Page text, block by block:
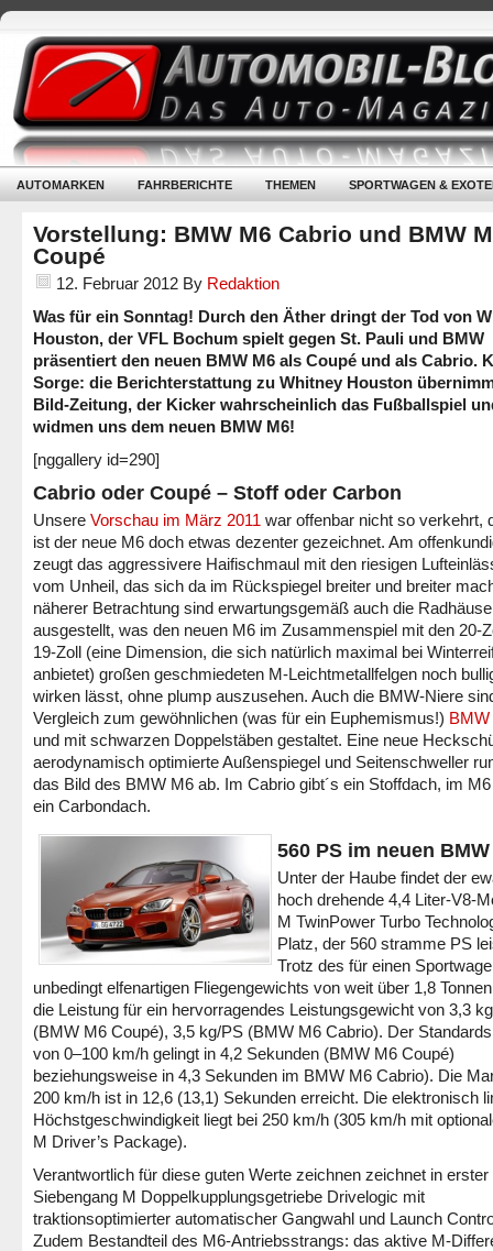
AUTOMARKEN FAHRBERICHTE THEMEN SPORTWAGEN &
Vorstellung: BMW M6 Cabrio und BMW
Coupé
12. Februar 2012 By Redaktion
Was für ein Sonntag! Durch den Äther dringt der Tod von
Houston, der VFL Bochum spielt gegen St. Pauli und BMW
präsentiert den neuen BMW M6 als Coupé und als Cabrio.
Sorge: die Berichterstattung zu Whitney Houston
Bild-Zeitung, der Kicker wahrscheinlich das Fußballspiel
widmen uns dem neuen BMW M6!
[nggallery id=290]
Cabrio oder Coupé – Stoff oder Carbon
Unsere Vorschau im März 2011 war offenbar nicht so verkehrt,
ist der neue M6 doch etwas dezenter gezeichnet. Am
zeugt das aggressivere Haifischmaul mit den riesigen
vom Unheil, das sich da im Rückspiegel breiter und breiter
näherer Betrachtung sind erwartungsgemäß auch die
ausgestellt, was den neuen M6 im Zusammenspiel mit den 20-
19-Zoll (eine Dimension, die sich natürlich maximal bei
anbietet) großen geschmiedeten M-Leichtmetallfelgen noch
wirken lässt, ohne plump auszusehen. Auch die BMW-Niere
Vergleich zum gewöhnlichen (was für ein Euphemismus!) BMW
und mit schwarzen Doppelstäben gestaltet. Eine neue
aerodynamisch optimierte Außenspiegel und Seitenschweller
das Bild des BMW M6 ab. Im Cabrio gibt´s ein Stoffdach, im
ein Carbondach.
560 PS im neuen BMW
Unter der Haube findet der
hoch drehende 4,4 Liter-V8-
M TwinPower Turbo
Platz, der 560 stramme PS
Trotz des für einen
unbedingt elfenartigen Fliegengewichts von weit über 1,8
die Leistung für ein hervorragendes Leistungsgewicht von 3,3
(BMW M6 Coupé), 3,5 kg/PS (BMW M6 Cabrio). Der
von 0–100 km/h gelingt in 4,2 Sekunden (BMW M6 Coupé)
beziehungsweise in 4,3 Sekunden im BMW M6 Cabrio). Die
200 km/h ist in 12,6 (13,1) Sekunden erreicht. Die elektronisch
Höchstgeschwindigkeit liegt bei 250 km/h (305 km/h mit
M Driver’s Package).
Verantwortlich für diese guten Werte zeichnen zeichnet in erster
Siebengang M Doppelkupplungsgetriebe Drivelogic mit
traktionsoptimierter automatischer Gangwahl und Launch
Zudem Bestandteil des M6-Antriebsstrangs: das aktive M-